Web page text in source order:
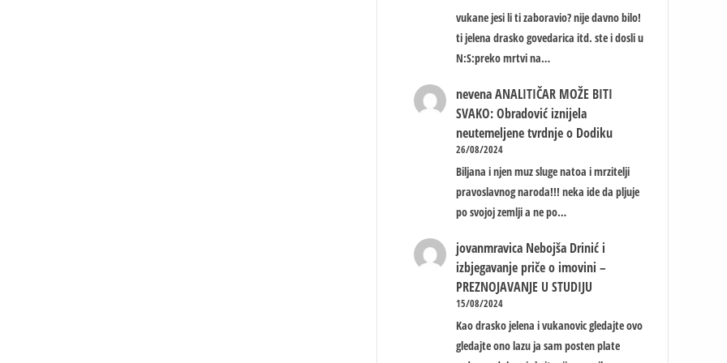
vukane jesi li ti zaboravio? nije davno bilo!
ti jelena drasko govedarica itd. ste i dosli u
N:S:preko mrtvi na…
nevena ANALITIČAR MOŽE BITI
SVAKO: Obradović iznijela
neutemeljene tvrdnje o Dodiku
26/08/2024
Biljana i njen muz sluge natoa i mrzitelji
pravoslavnog naroda!!! neka ide da pljuje
po svojoj zemlji a ne po…
jovanmravica Nebojša Drinić i
izbjegavanje priče o imovini –
PREZNOJAVANJE U STUDIJU
15/08/2024
Kao drasko jelena i vukanovic gledajte ovo
gledajte ono lazu ja sam posten plate